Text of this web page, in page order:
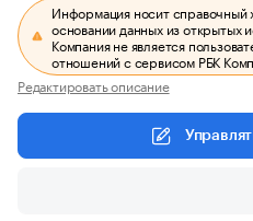
Информация носит справочный
основании данных из открытых
Компания не является
отношений с сервисом РБК
Редактировать описание